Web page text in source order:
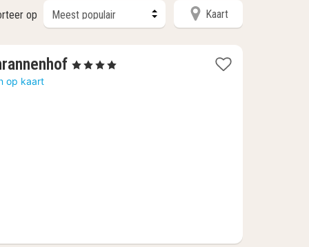
op Kaart
1
, 4 Sterren
op kaart